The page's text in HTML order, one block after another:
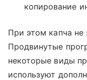
копирование
При этом капча не
Продвинутые
некоторые виды
используют